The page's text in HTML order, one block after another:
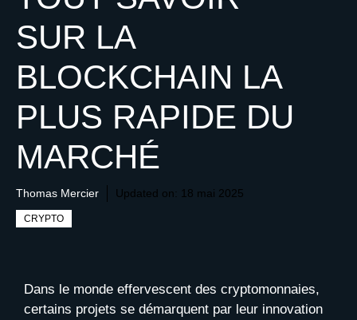
SUR LA
BLOCKCHAIN LA
PLUS RAPIDE DU
MARCHÉ
Thomas Mercier Updated on: 18 mai 2025
CRYPTO
Dans le monde effervescent des cryptomonnaies,
certains projets se démarquent par leur innovation